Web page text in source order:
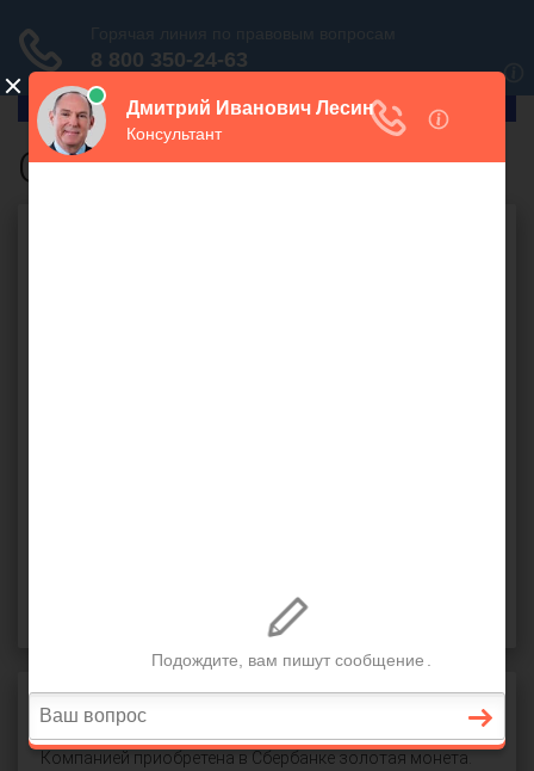
ГлавПрав
ОМС
Бухпроводка драгметалла
Компанией приобретена в Сбербанке золотая монета.